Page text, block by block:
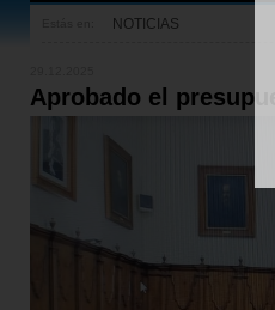
Aprobado el
NOTICIAS